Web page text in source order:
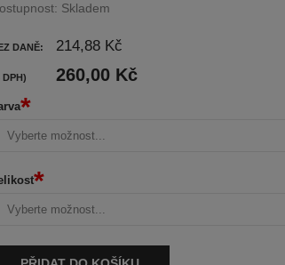
Skladem
DANĚ: 214,88 Kč
DPH) 260,00 Kč
*
*